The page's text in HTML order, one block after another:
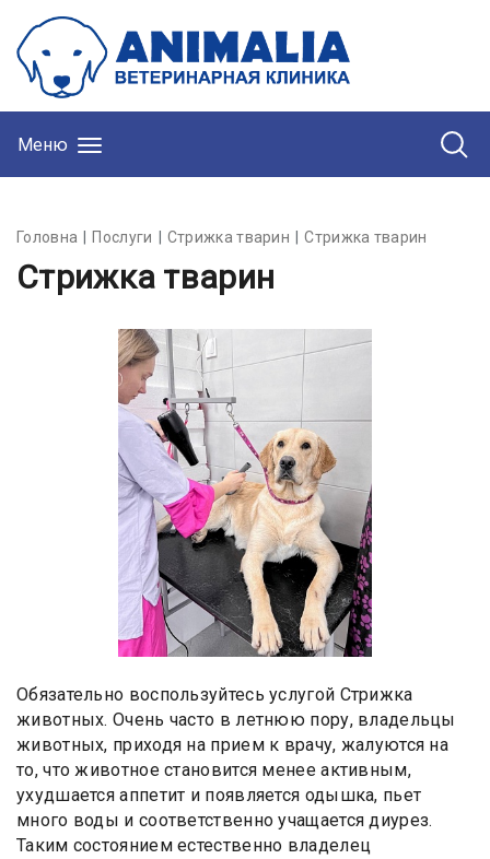
Меню
Головна Послуги Стрижка тварин Стрижка тварин
Стрижка тварин
Обязательно воспользуйтесь услугой Стрижка
животных. Очень часто в летнюю пору, владельцы
животных, приходя на прием к врачу, жалуются на
то, что животное становится менее активным,
ухудшается аппетит и появляется одышка, пьет
много воды и соответственно учащается диурез.
Таким состоянием естественно владелец